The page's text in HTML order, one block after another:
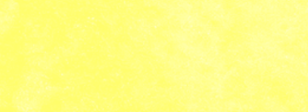
Recherches
Communauté